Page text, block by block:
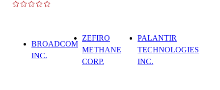
BROADCOM
INC.
ZEFIRO
METHANE
CORP.
PALANTIR
TECHNOLOGIES
INC.